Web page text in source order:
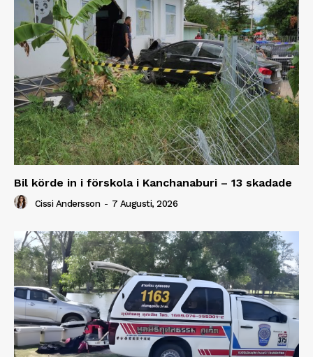
Bil körde in i förskola i Kanchanaburi – 13 skadade
Cissi Andersson - 7 Augusti, 2026